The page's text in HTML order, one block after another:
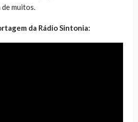
muitos.
da Rádio Sintonia: